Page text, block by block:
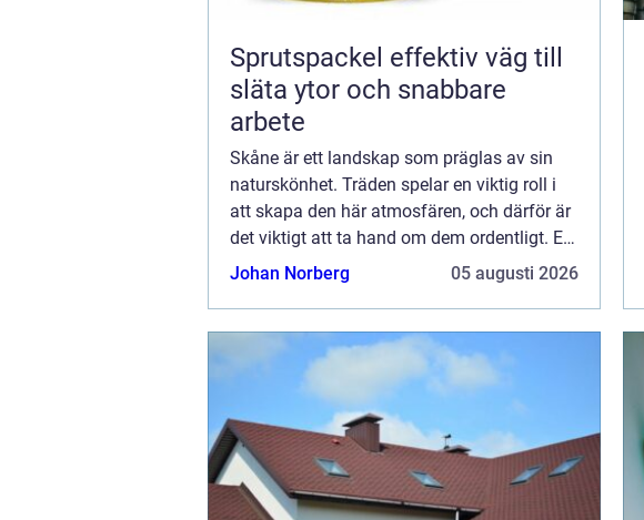
Sprutspackel effektiv väg till
släta ytor och snabbare
arbete
Skåne är ett landskap som präglas av sin
naturskönhet. Träden spelar en viktig roll i
att skapa den här atmosfären, och därför är
det viktigt att ta hand om dem ordentligt. En
trädbesiktning i Skåne utförs av en
Johan Norberg 05 augusti 2026